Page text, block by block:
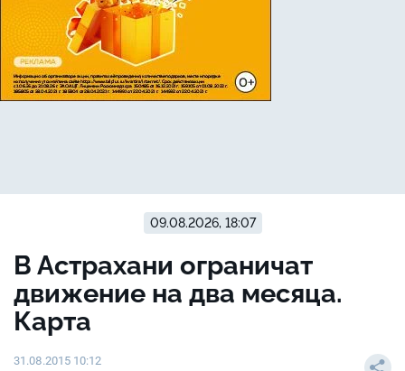
09.08.2026, 18:07
В Астрахани ограничат
движение на два месяца.
Карта
31.08.2015 10:12